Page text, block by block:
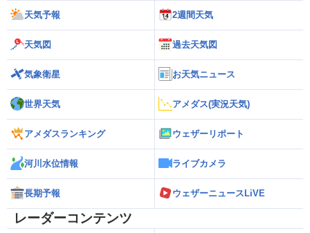
天気予報 2週間天気
天気図 過去天気図
気象衛星 お天気ニュース
世界天気 アメダス(実況天気)
アメダスランキング ウェザーリポート
河川水位情報 ライブカメラ
長期予報 ウェザーニュースLiVE
レーダーコンテンツ